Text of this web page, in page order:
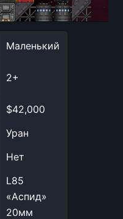
Маленький
2+
$42,000
Уран
Нет
L85
«Аспид»
20мм